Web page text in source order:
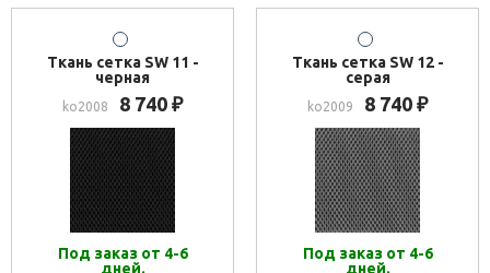
Ткань сетка SW 11 -
черная
ko2008 8 740 ₽
Под заказ от 4-6
дней.
Ткань сетка SW 12 -
серая
ko2009 8 740 ₽
Под заказ от 4-6
дней.